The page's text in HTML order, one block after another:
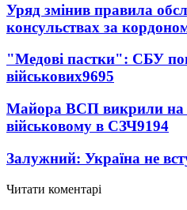
Уряд змінив правила
консульствах за
"Медові пастки": СБУ
військових9695
Майора ВСП викрили на
військовому в СЗЧ9194
Залужний: Україна не
Читати коментарі